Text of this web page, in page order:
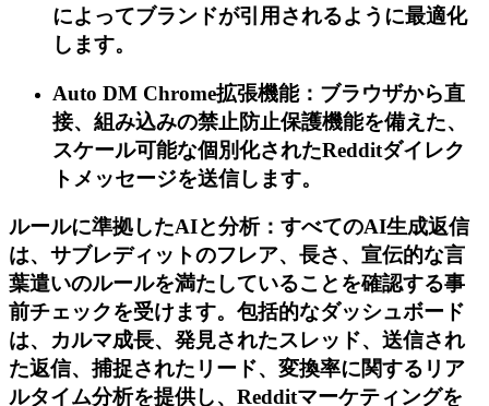
によってブランドが引用されるように最適化
します。
Auto DM Chrome拡張機能：ブラウザから直
接、組み込みの禁止防止保護機能を備えた、
スケール可能な個別化されたRedditダイレク
トメッセージを送信します。
ルールに準拠したAIと分析：すべてのAI生成返信
は、サブレディットのフレア、長さ、宣伝的な言
葉遣いのルールを満たしていることを確認する事
前チェックを受けます。包括的なダッシュボード
は、カルマ成長、発見されたスレッド、送信され
た返信、捕捉されたリード、変換率に関するリア
ルタイム分析を提供し、Redditマーケティングを